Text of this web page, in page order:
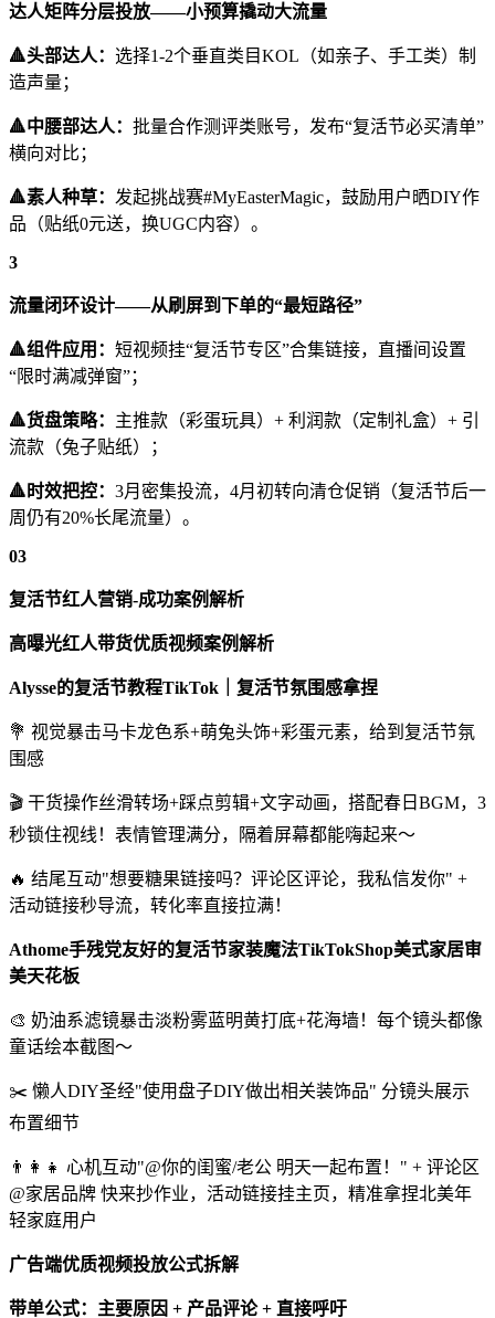
达人矩阵分层投放——小预算撬动大流量
🔺头部达人： 选择1-2个垂直类目KOL（如亲子、手工类）制
造声量；
🔺中腰部达人： 批量合作测评类账号，发布“复活节必买清单”
横向对比；
🔺素人种草： 发起挑战赛#MyEasterMagic，鼓励用户晒DIY作
品（贴纸0元送，换UGC内容）。
3
流量闭环设计——从刷屏到下单的“最短路径”
🔺组件应用： 短视频挂“复活节专区”合集链接，直播间设置
“限时满减弹窗”；
🔺货盘策略： 主推款（彩蛋玩具）+ 利润款（定制礼盒）+ 引
流款（兔子贴纸）；
🔺时效把控： 3月密集投流，4月初转向清仓促销（复活节后一
周仍有20%长尾流量）。
03
复活节红人营销-成功案例解析
高曝光红人带货优质视频案例解析
Alysse的复活节教程TikTok｜复活节氛围感拿捏
💐 视觉暴击马卡龙色系+萌兔头饰+彩蛋元素，给到复活节氛
围感
🎬 干货操作丝滑转场+踩点剪辑+文字动画，搭配春日BGM，3
秒锁住视线！表情管理满分，隔着屏幕都能嗨起来～
🔥 结尾互动"想要糖果链接吗？评论区评论，我私信发你" +
活动链接秒导流，转化率直接拉满！
Athome手残党友好的复活节家装魔法TikTokShop美式家居审
美天花板
🎨 奶油系滤镜暴击淡粉雾蓝明黄打底+花海墙！每个镜头都像
童话绘本截图～
✂️ 懒人DIY圣经"使用盘子DIY做出相关装饰品" 分镜头展示
布置细节
👨👩👧 心机互动"@你的闺蜜/老公 明天一起布置！" + 评论区
@家居品牌 快来抄作业，活动链接挂主页，精准拿捏北美年
轻家庭用户
广告端优质视频投放公式拆解
带单公式：主要原因 + 产品评论 + 直接呼吁